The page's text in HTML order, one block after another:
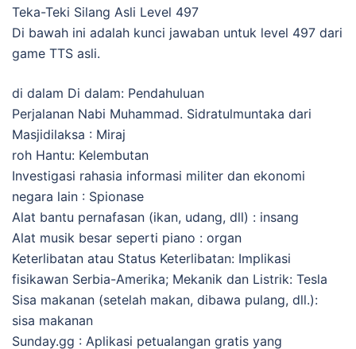
Teka-Teki Silang Asli Level 497
Di bawah ini adalah kunci jawaban untuk level 497 dari
game TTS asli.
di dalam Di dalam: Pendahuluan
Perjalanan Nabi Muhammad. Sidratulmuntaka dari
Masjidilaksa : Miraj
roh Hantu: Kelembutan
Investigasi rahasia informasi militer dan ekonomi
negara lain : Spionase
Alat bantu pernafasan (ikan, udang, dll) : insang
Alat musik besar seperti piano : organ
Keterlibatan atau Status Keterlibatan: Implikasi
fisikawan Serbia-Amerika; Mekanik dan Listrik: Tesla
Sisa makanan (setelah makan, dibawa pulang, dll.):
sisa makanan
Sunday.gg : Aplikasi petualangan gratis yang